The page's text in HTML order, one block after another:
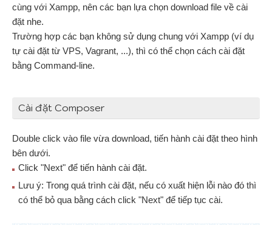
cùng với Xampp, nên các bạn lựa chọn download file về cài
đặt nhe.
Trường hợp các bạn không sử dụng chung với Xampp (ví dụ
tự cài đặt từ VPS, Vagrant, ...), thì có thể chọn cách cài đặt
bằng Command-line.
Cài đặt Composer
Double click vào file vừa download, tiến hành cài đặt theo hình
bên dưới.
Click "Next" để tiến hành cài đặt.
Lưu ý: Trong quá trình cài đặt, nếu có xuất hiện lỗi nào đó thì
có thể bỏ qua bằng cách click "Next" để tiếp tục cài.